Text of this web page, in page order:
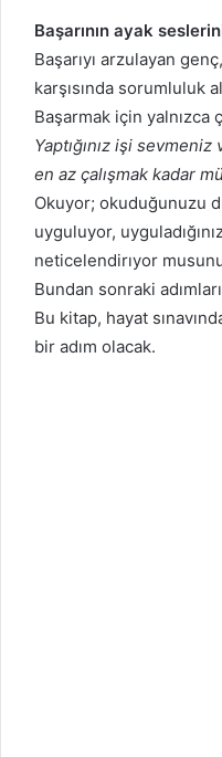
Başarının ayak
Başarıyı arzulayan
karşısında sorumluluk
Başarmak için yalnızca
Yaptığınız işi sevmeniz
en az çalışmak kadar
Okuyor; okuduğunuzu
uyguluyor,
neticelendirıyor
Bundan sonraki
Bu kitap, hayat
bir adım olacak.